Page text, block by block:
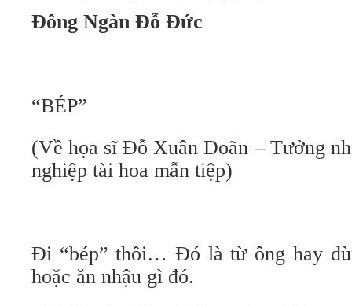
Đông Ngàn Đỗ Đức
“BÉP”
(Về họa sĩ Đỗ Xuân Doãn – Tưởng
nghiệp tài hoa mẫn tiệp)
Đi “bép” thôi… Đó là từ ông hay
hoặc ăn nhậu gì đó.